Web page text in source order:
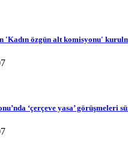
'Kadın özgün alt komisyonu'
‘çerçeve yasa’ görüşmeleri